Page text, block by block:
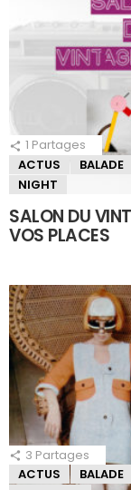
1 Partages
ACTUS
BALADE
NIGHT
SALON DU
VOS PLACES
3 Partages
ACTUS
BALADE